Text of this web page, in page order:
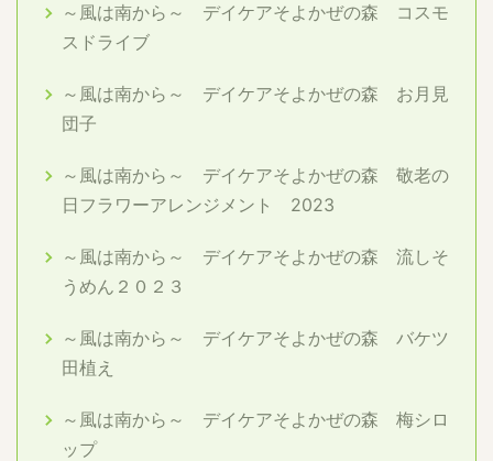
～風は南から～ デイケアそよかぜの森 コスモ
スドライブ
～風は南から～ デイケアそよかぜの森 お月見
団子
～風は南から～ デイケアそよかぜの森 敬老の
日フラワーアレンジメント 2023
～風は南から～ デイケアそよかぜの森 流しそ
うめん２０２３
～風は南から～ デイケアそよかぜの森 バケツ
田植え
～風は南から～ デイケアそよかぜの森 梅シロ
ップ